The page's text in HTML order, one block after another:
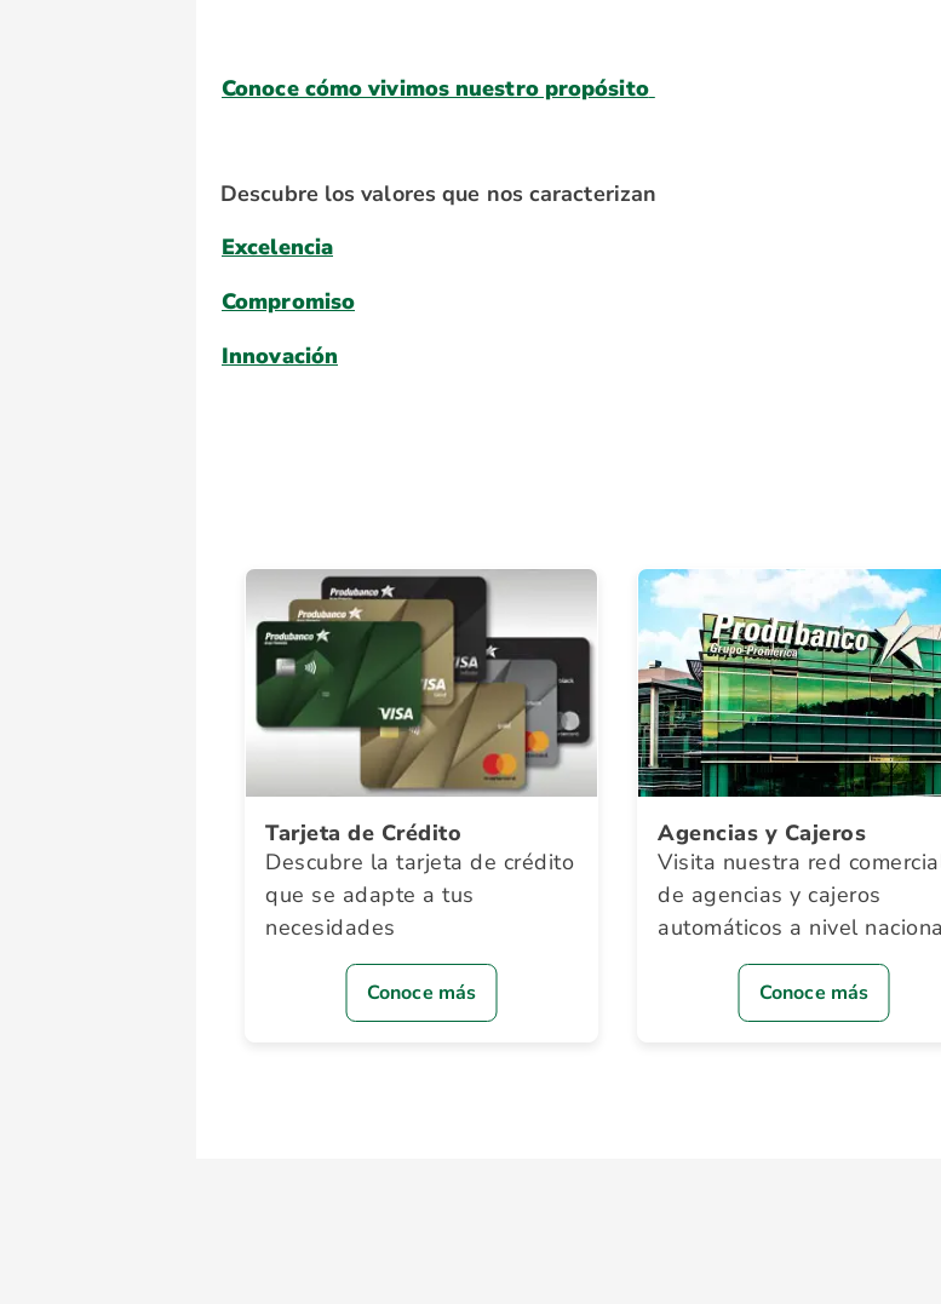
Conoce cómo vivimos nuestro propósito
Descubre los valores que nos caracterizan
Excelencia
Compromiso
Innovación
Tarjeta de Crédito
Descubre la tarjeta de crédito
que se adapte a tus
necesidades
Conoce más
Agencias y Cajeros
Visita nuestra red
de agencias y cajeros
automáticos a nivel
Conoce más